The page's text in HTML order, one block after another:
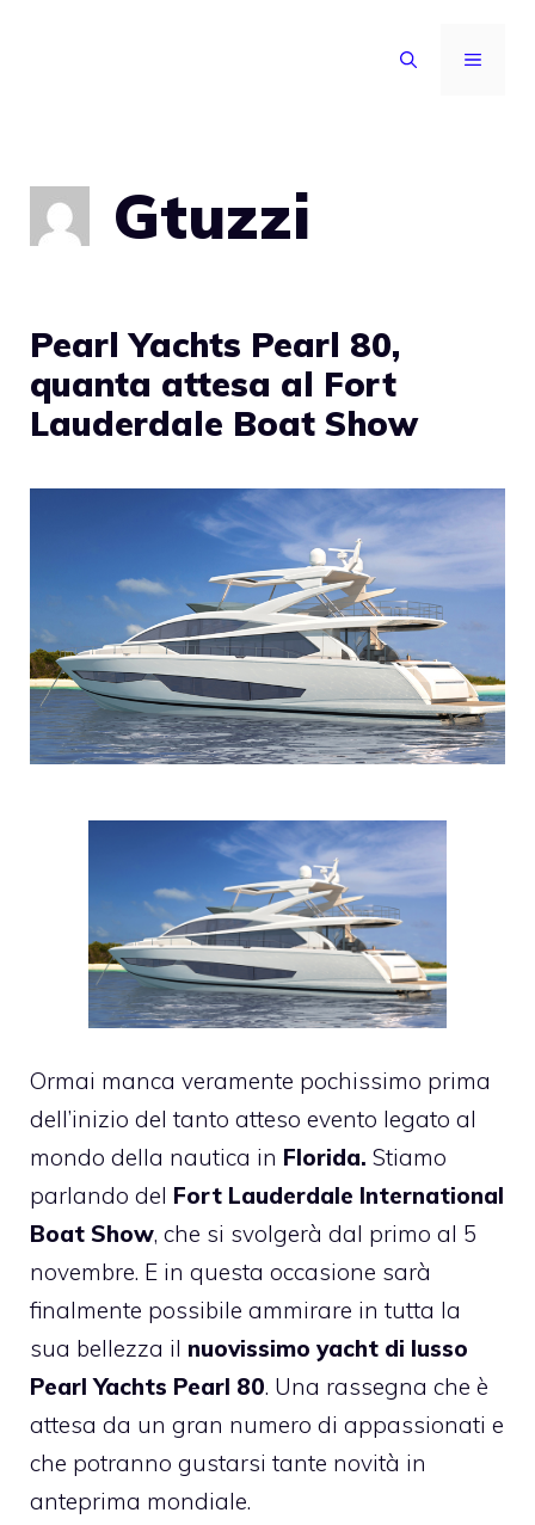
MENU
Gtuzzi
Pearl Yachts Pearl 80,
quanta attesa al Fort
Lauderdale Boat Show
Ormai manca veramente pochissimo prima
dell’inizio del tanto atteso evento legato al
mondo della nautica in Florida. Stiamo
parlando del Fort Lauderdale International
Boat Show, che si svolgerà dal primo al 5
novembre. E in questa occasione sarà
finalmente possibile ammirare in tutta la
sua bellezza il nuovissimo yacht di lusso
Pearl Yachts Pearl 80. Una rassegna che è
attesa da un gran numero di appassionati e
che potranno gustarsi tante novità in
anteprima mondiale.